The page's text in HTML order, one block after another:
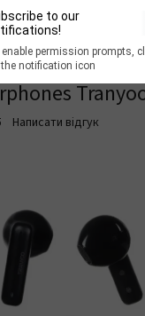
to our
enable permission prompts,
notification icon
та аудіо Бездротові
Написати відгук